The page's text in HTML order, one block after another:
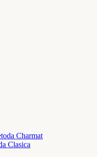
Charmat
Clasica